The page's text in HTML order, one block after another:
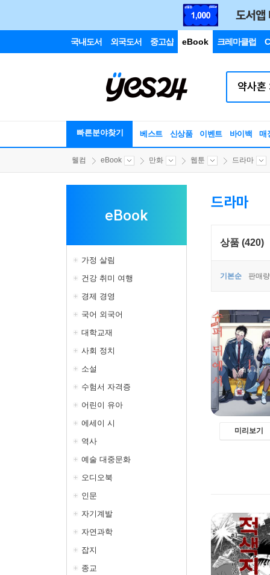
국내도서 외국도서 중고샵 eBook 크레마클럽
빠른분야찾기 베스트 신상품 이벤트 바이백 매
웰컴 eBook 만화 웹툰 드라마
eBook
가정 살림
건강 취미 여행
경제 경영
국어 외국어
대학교재
사회 정치
소설
수험서 자격증
어린이 유아
에세이 시
역사
예술 대중문화
오디오북
인문
자기계발
자연과학
잡지
종교
드라마
상품 (420)
기본순 판매
미리보기